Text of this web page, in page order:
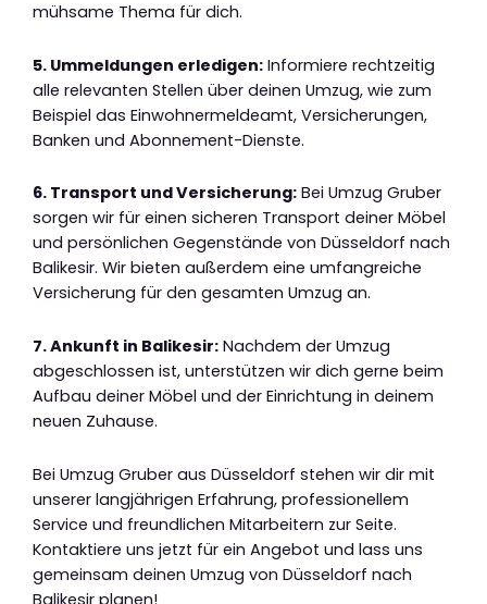
mühsame Thema für dich.
5. Ummeldungen erledigen: Informiere rechtzeitig
alle relevanten Stellen über deinen Umzug, wie zum
Beispiel das Einwohnermeldeamt, Versicherungen,
Banken und Abonnement-Dienste.
6. Transport und Versicherung: Bei Umzug Gruber
sorgen wir für einen sicheren Transport deiner Möbel
und persönlichen Gegenstände von Düsseldorf nach
Balikesir. Wir bieten außerdem eine umfangreiche
Versicherung für den gesamten Umzug an.
7. Ankunft in Balikesir: Nachdem der Umzug
abgeschlossen ist, unterstützen wir dich gerne beim
Aufbau deiner Möbel und der Einrichtung in deinem
neuen Zuhause.
Bei Umzug Gruber aus Düsseldorf stehen wir dir mit
unserer langjährigen Erfahrung, professionellem
Service und freundlichen Mitarbeitern zur Seite.
Kontaktiere uns jetzt für ein Angebot und lass uns
gemeinsam deinen Umzug von Düsseldorf nach
Balikesir planen!